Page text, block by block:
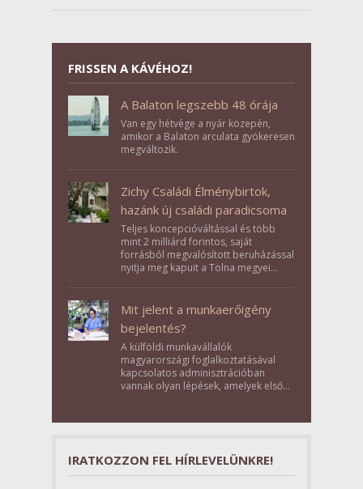
FRISSEN A KÁVÉHOZ!
A Balaton legszebb 48 órája
Van egy hétvége a nyár közepén,
amikor a Balaton arculata gyökeresen
megváltozik.
Zichy Családi Élménybirtok,
hazánk új családi paradicsoma
Teljes koncepcióváltással és több
mint 2 milliárd forintos, saját
forrásból megvalósított beruházással
nyitja meg kapuit a Tolna megyei
Mit jelent a munkaerőigény
bejelentés?
A külföldi munkavállalók
magyarországi foglalkoztatásával
kapcsolatos adminisztrációban
vannak olyan lépések, amelyek első
szerepet töltenek be az egész
IRATKOZZON FEL HÍRLEVELÜNKRE!